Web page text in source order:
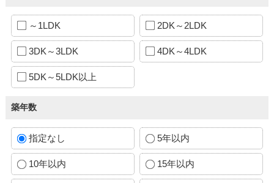
～1LDK 2DK～2LDK
3DK～3LDK 4DK～4LDK
5DK～5LDK以上
築年数
指定なし 5年以内
10年以内 15年以内